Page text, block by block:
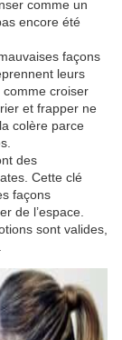
comme un
encore été
façons
leurs
croiser
et frapper ne
colère parce
des
Cette clé
façons
de l’espace.
sont valides,